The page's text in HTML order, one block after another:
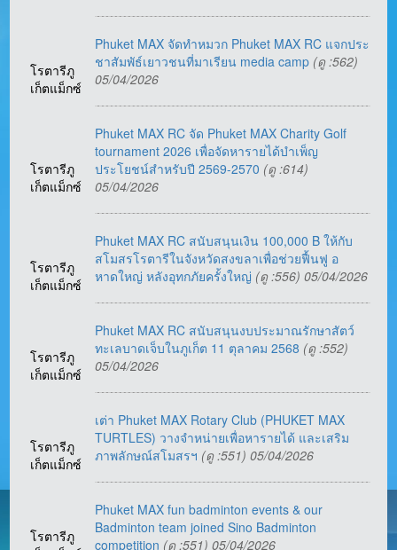
โรตารีภู
เก็ตแม็กซ์
Phuket MAX จัดทำหมวก Phuket MAX RC แจกประ
ชาสัมพัธ์เยาวชนที่มาเรียน media camp (ดู :562)
05/04/2026
โรตารีภู
เก็ตแม็กซ์
Phuket MAX RC จัด Phuket MAX Charity Golf
tournament 2026 เพื่อจัดหารายได้บำเพ็ญ
ประโยชน์สำหรับปี 2569-2570 (ดู :614)
05/04/2026
โรตารีภู
เก็ตแม็กซ์
Phuket MAX RC สนับสนุนเงิน 100,000 B ให้กับ
สโมสรโรตารีในจังหวัดสงขลาเพื่อช่วยฟื้นฟู อ
หาดใหญ่ หลังอุทกภัยครั้งใหญ่ (ดู :556) 05/04/2026
โรตารีภู
เก็ตแม็กซ์
Phuket MAX RC สนับสนุนงบประมาณรักษาสัตว์
ทะเลบาดเจ็บในภูเก็ต 11 ตุลาคม 2568 (ดู :552)
05/04/2026
โรตารีภู
เก็ตแม็กซ์
เต่า Phuket MAX Rotary Club (PHUKET MAX
TURTLES) วางจำหน่ายเพื่อหารายได้ และเสริม
ภาพลักษณ์สโมสรฯ (ดู :551) 05/04/2026
โรตารีภู
Phuket MAX fun badminton events & our
Badminton team joined Sino Badminton
competition (ดู :551) 05/04/2026